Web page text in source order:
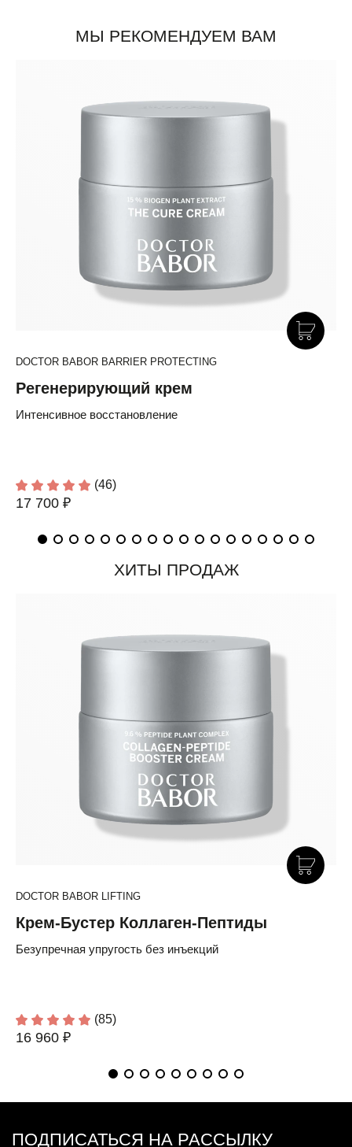
МЫ РЕКОМЕНДУЕМ ВАМ
DOCTOR BABOR BARRIER PROTECTING
Регенерирующий крем
Интенсивное восстановление
(46)
17 700 ₽
ХИТЫ ПРОДАЖ
DOCTOR BABOR LIFTING
Крем-Бустер Коллаген-Пептиды
Безупречная упругость без инъекций
(85)
16 960 ₽
ПОДПИСАТЬСЯ НА РАССЫЛКУ